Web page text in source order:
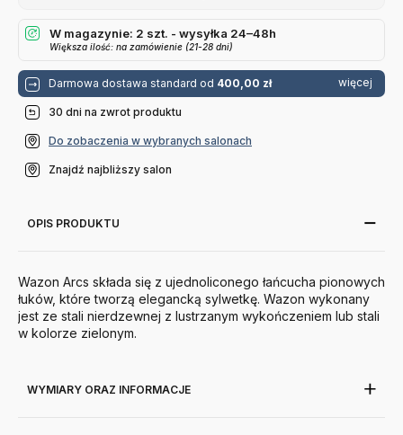
W magazynie: 2 szt. - wysyłka 24–48h
Większa ilość: na zamówienie (21-28 dni)
Darmowa dostawa standard od 400,00 zł więcej
30 dni na zwrot produktu
Do zobaczenia w wybranych salonach
Znajdź najbliższy salon
OPIS PRODUKTU
Wazon Arcs składa się z ujednoliconego łańcucha pionowych
łuków, które tworzą elegancką sylwetkę. Wazon wykonany
jest ze stali nierdzewnej z lustrzanym wykończeniem lub stali
w kolorze zielonym.
WYMIARY ORAZ INFORMACJE